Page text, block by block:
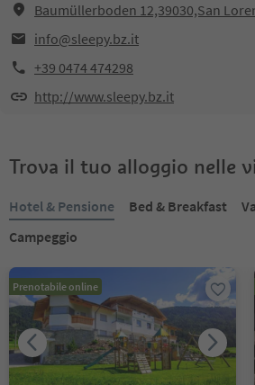
Baumüllerboden 12,39030,San
info@sleepy.bz.it
+39 0474 474298
http://www.sleepy.bz.it
Trova il tuo alloggio nelle
Hotel & Pensione Bed & Breakfast
Campeggio
Prenotabile online